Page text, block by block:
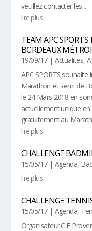
veuillez contacter les...
lire plus
TEAM APC
BORDEAUX
19/09/17|Actualités,
APC SPORTS souhaite
Marathon et Semi de
le 24 Mars 2018 en
actuellement unique
gratuitement au
lire plus
CHALLENGE
15/05/17|Agenda,
lire plus
CHALLENGE
15/05/17|Agenda,
Organisateur C.E